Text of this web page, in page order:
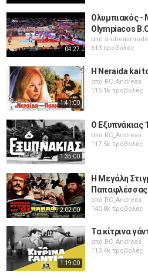
04:27
Ολυμπιακός -
Olympiacos
από
613 προβολές
1:41:00
H Neraida kai
από RC_Andreas
115.1k προβολές
1:35:00
Ο Εξυπνάκιας
από RC_Andreas
117.5k προβολές
2:02:00
Η Μεγάλη
Παπαφλέσσας
από RC_Andreas
140.8k προβολές
1:19:00
Τα κίτρινα
από RC_Andreas
113.4k προβολές